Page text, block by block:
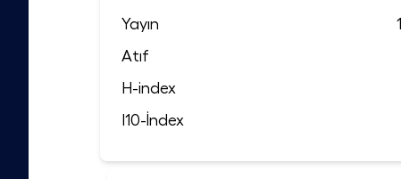
Yayın
Atıf
H-index
I10-İndex